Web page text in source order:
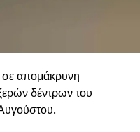
απομάκρυνη
δέντρων του